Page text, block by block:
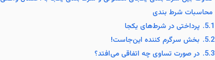
محاسبات شرط بندی
5.1. پرداختی در شرط‌های یکجا
5.2. بخش سرگرم کننده این‌جاست!
5.3. در صورت تساوی چه اتفاقی می‌افتد؟